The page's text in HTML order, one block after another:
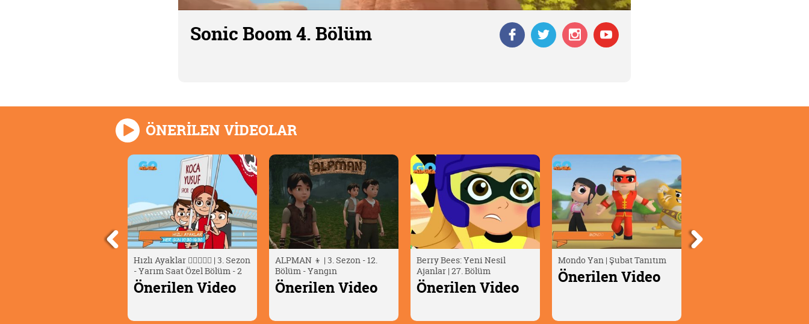
Sonic Boom 4. Bölüm
ÖNERİLEN VİDEOLAR
Hızlı Ayaklar 🏃🏻‍♂️🏃‍♀️ | 3. Sezon
- Yarım Saat Özel Bölüm - 2
Önerilen Video
ALPMAN 👦 | 3. Sezon - 12.
Bölüm - Yangın
Önerilen Video
Berry Bees: Yeni Nesil
Ajanlar | 27. Bölüm
Önerilen Video
Mondo Yan | Şubat Tanıtım
Önerilen Video